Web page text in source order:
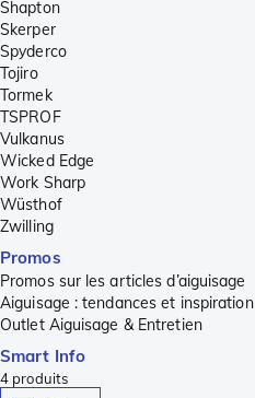
Shapton
Skerper
Spyderco
Tojiro
Tormek
TSPROF
Vulkanus
Wicked Edge
Work Sharp
Wüsthof
Zwilling
Promos
Promos sur les articles d’aiguisage
Aiguisage : tendances et inspiration
Outlet Aiguisage & Entretien
Smart Info
4 produits